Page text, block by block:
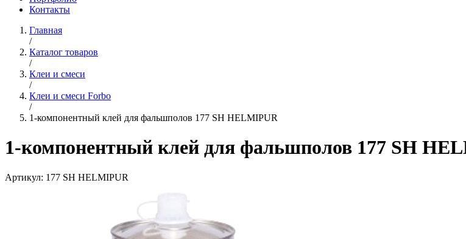
Контакты
Главная
/
Каталог товаров
/
Клеи и смеси
/
Клеи и смеси Forbo
/
1-компонентный клей для фальшполов 177 SH HELMIPUR
1-компонентный клей для фальшполов 177 SH
Артикул: 177 SH HELMIPUR